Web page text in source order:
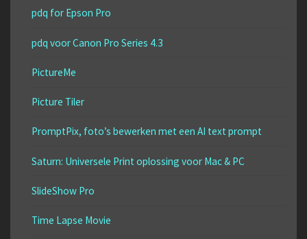
pdq for Epson Pro
pdq voor Canon Pro Series 4.3
PictureMe
Picture Tiler
PromptPix, foto’s bewerken met een AI text prompt
Saturn: Universele Print oplossing voor Mac & PC
SlideShow Pro
Time Lapse Movie